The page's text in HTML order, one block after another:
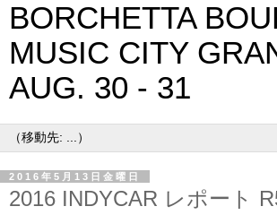
BORCHETTA
MUSIC CITY
AUG. 30 - 31
2016年5月13日金曜日
2016 INDYCAR レポート